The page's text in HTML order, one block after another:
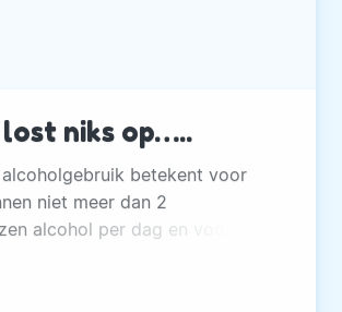
niks op…..
betekent voor
niet meer dan 2
alcohol per dag en voor